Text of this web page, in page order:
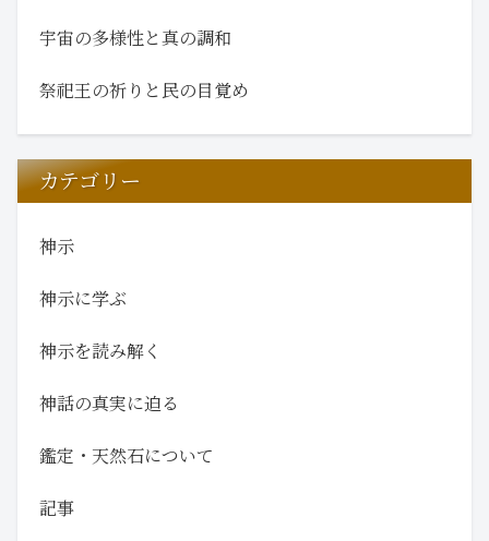
宇宙の多様性と真の調和
祭祀王の祈りと民の目覚め
カテゴリー
神示
神示に学ぶ
神示を読み解く
神話の真実に迫る
鑑定・天然石について
記事